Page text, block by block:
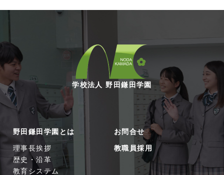
学校法人 野田鎌田学園
野田鎌田学園とは
理事長挨拶
歴史・沿革
教育システム
お問合せ
教職員採用